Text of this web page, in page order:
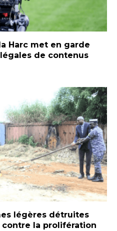
Harc met en garde
de contenus
légères détruites
la prolifération